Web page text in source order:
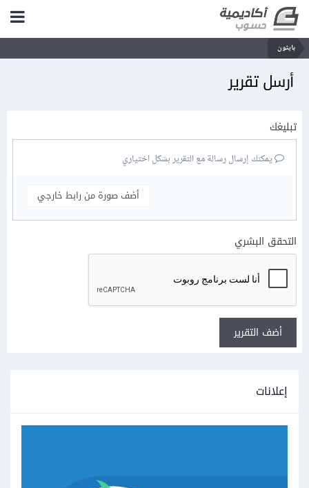
بايثون
أرسل تقرير
تبليغك
يمكنك إرسال رسالة مع التقرير بشكل اختياري
أضف صورة من رابط خارجي
التحقق البشري
أضف التقرير
إعلانات